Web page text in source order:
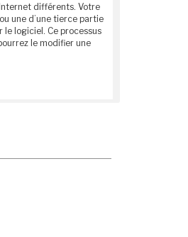
différents. Votre
une d’une tierce partie
le logiciel. Ce processus
le modifier une